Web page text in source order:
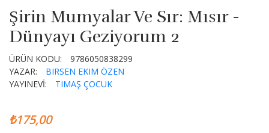
Şirin Mumyalar Ve Sır: Mısır -
Dünyayı Geziyorum 2
ÜRÜN KODU:
9786050838299
YAZAR:
BIRSEN EKIM ÖZEN
YAYINEVİ:
TIMAŞ ÇOCUK
₺175,00